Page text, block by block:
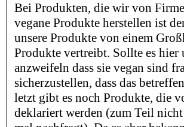
Bei Produkten, die wir von
vegane Produkte herstellen ist
unsere Produkte von einem
Produkte vertreibt. Sollte es hier
anzweifeln dass sie vegan sind
sicherzustellen, dass das
letzt gibt es noch Produkte, die
deklariert werden (zum Teil